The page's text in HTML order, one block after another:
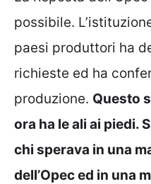
possibile.
paesi produttori ha
richieste ed ha
produzione. Questo
ora ha le ali ai piedi.
chi sperava in una
dell’Opec ed in una